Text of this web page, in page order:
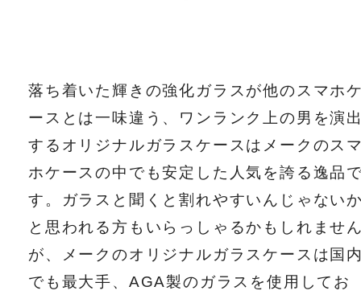
落ち着いた輝きの強化ガラスが他のスマホ
ースとは一味違う、ワンランク上の男を演
するオリジナルガラスケースはメークのス
ホケースの中でも安定した人気を誇る逸品
す。ガラスと聞くと割れやすいんじゃない
と思われる方もいらっしゃるかもしれませ
が、メークのオリジナルガラスケースは国
でも最大手、AGA製のガラスを使用してお